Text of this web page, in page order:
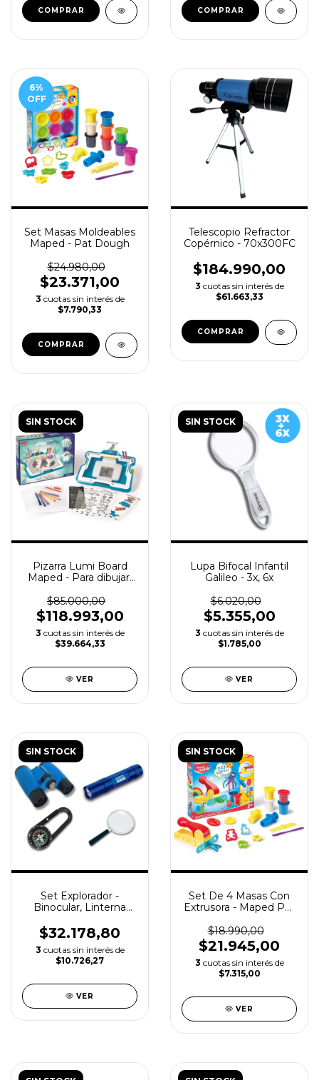
6%
OFF
Set Masas Moldeables
Maped - Pat Dough
$24.980,00
$23.371,00
3 cuotas sin interés de
$7.790,33
Telescopio Refractor
Copérnico - 70x300FC
$184.990,00
3 cuotas sin interés de
$61.663,33
SIN STOCK
Pizarra Lumi Board
Maped - Para dibujar,
$85.000,00
$118.993,00
3 cuotas sin interés de
$39.664,33
VER
SIN STOCK
Lupa Bifocal Infantil
Galileo - 3x, 6x
$6.020,00
$5.355,00
3 cuotas sin interés de
$1.785,00
VER
SIN STOCK
Set Explorador -
Binocular, Linterna
$32.178,80
3 cuotas sin interés de
$10.726,27
VER
SIN STOCK
Set De 4 Masas Con
Extrusora - Maped Pat
$18.990,00
$21.945,00
3 cuotas sin interés de
$7.315,00
VER